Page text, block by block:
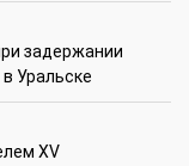
задержании
Уральске
XV